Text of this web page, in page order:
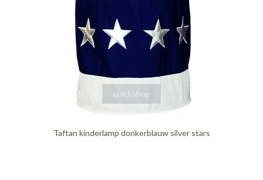
quickshop
Taftan kinderlamp donkerblauw silver stars